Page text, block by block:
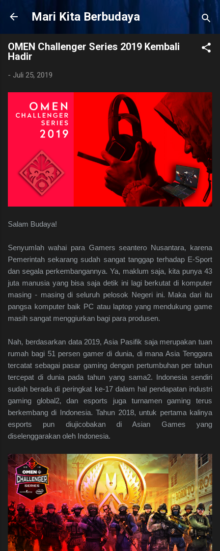
Langsung ke konten utama
Mari Kita Berbudaya
OMEN Challenger Series 2019 Kembali
Hadir
- Juli 25, 2019
Salam Budaya!
Senyumlah wahai para Gamers seantero Nusantara, karena
Pemerintah sekarang sudah sangat tanggap terhadap E-Sport
dan segala perkembangannya. Ya, maklum saja, kita punya 43
juta manusia yang bisa saja detik ini lagi berkutat di komputer
masing - masing di seluruh pelosok Negeri ini. Maka dari itu
pangsa komputer baik PC atau laptop yang mendukung game
masih sangat menggiurkan bagi para produsen.
Nah, berdasarkan data 2019, Asia Pasifik saja merupakan tuan
rumah bagi 51 persen gamer di dunia, di mana Asia Tenggara
tercatat sebagai pasar gaming dengan pertumbuhan per tahun
tercepat di dunia pada tahun yang sama2. Indonesia sendiri
sudah berada di peringkat ke-17 dalam hal pendapatan industri
gaming global2, dan esports juga turnamen gaming terus
berkembang di Indonesia. Tahun 2018, untuk pertama kalinya
esports pun diujicobakan di Asian Games yang
diselenggarakan oleh Indonesia.